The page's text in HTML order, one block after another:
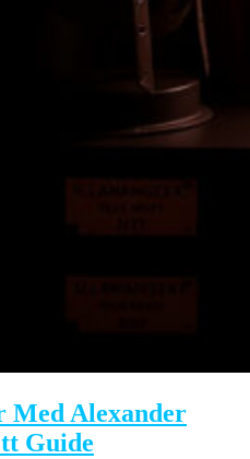
Med Alexander
Guide